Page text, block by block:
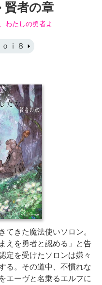
賢者の章
わたしの勇者よ
ｉ８
てきた魔法使いソロン。
えを勇者と認める」と告
定を受けたソロンは嫌々
る。その道中、不慣れな
エーヴと名乗るエルフに